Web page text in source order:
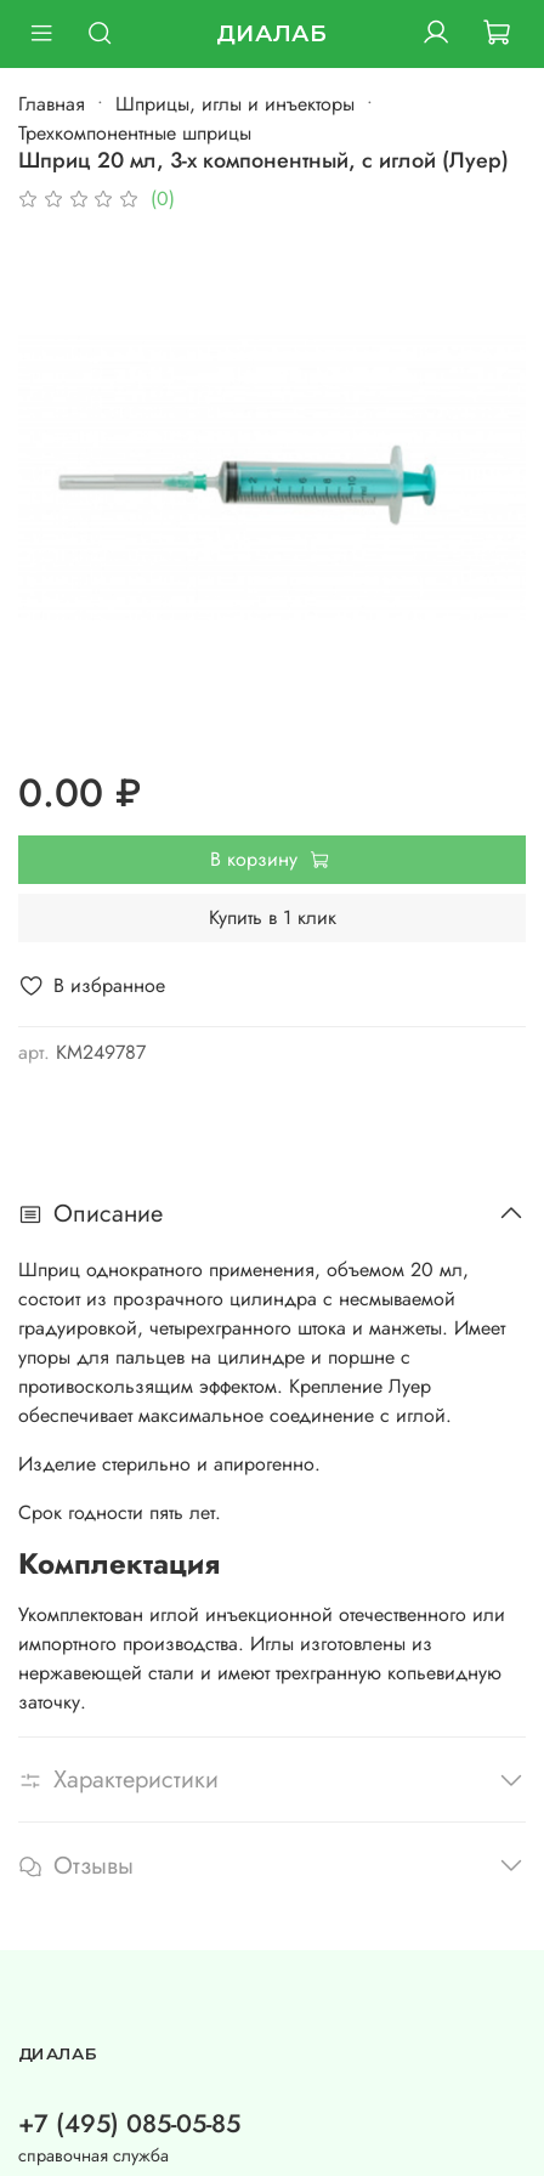
ДИАЛАБ
Главная
Шприцы, иглы и инъекторы
Трехкомпонентные шприцы
Шприц 20 мл, 3-х компонентный, с иглой (Луер)
(0)
В избранное
арт. КМ249787
0.00 ₽
В корзину
Купить в 1 клик
Описание
Шприц однократного применения, объемом 20 мл,
состоит из прозрачного цилиндра с несмываемой
градуировкой, четырехгранного штока и манжеты. Имеет
упоры для пальцев на цилиндре и поршне с
противоскользящим эффектом. Крепление Луер
обеспечивает максимальное соединение с иглой.
Изделие стерильно и апирогенно.
Срок годности пять лет.
Комплектация
Укомплектован иглой инъекционной отечественного или
импортного производства. Иглы изготовлены из
нержавеющей стали и имеют трехгранную копьевидную
заточку.
Характеристики
Отзывы
ДИАЛАБ
+7 (495) 085-05-85
справочная служба